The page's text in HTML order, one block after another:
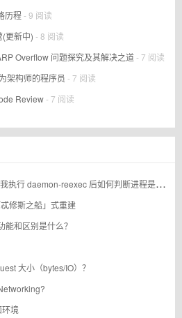
历程- 9 阅读
更新中) - 8 阅读
Overflow 问题探究及其解决之道- 7 阅读
架构师的程序员 - 7 阅读
Review- 7 阅读
daemon-reexec 后如何判断进程是否重启过
修斯之船」式重建
和区别是什么？
大小（bytes/IO）？
境